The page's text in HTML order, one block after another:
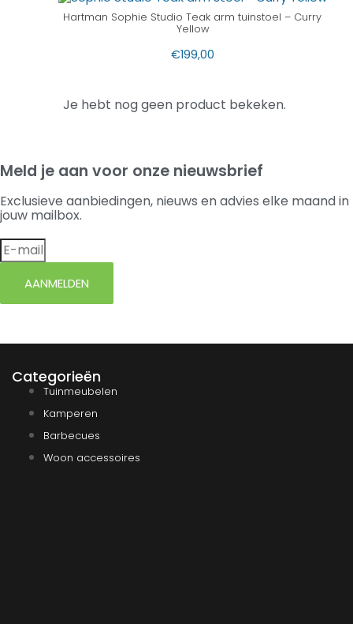
Hartman Sophie Studio Teak arm tuinstoel – Curry
Yellow
€199,00
Je hebt nog geen product bekeken.
Meld je aan voor onze nieuwsbrief
Exclusieve aanbiedingen, nieuws en advies elke maand in
jouw mailbox.
AANMELDEN
Categorieën
Tuinmeubelen
Kamperen
Barbecues
Woon accessoires